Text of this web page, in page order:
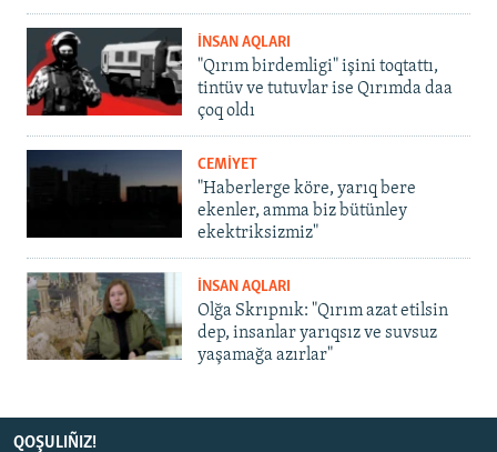
İNSAN AQLARI
"Qırım birdemligi" işini toqtattı,
tintüv ve tutuvlar ise Qırımda daa
çoq oldı
CEMİYET
"Haberlerge köre, yarıq bere
ekenler, amma biz bütünley
ekektriksizmiz"
İNSAN AQLARI
Olğa Skrıpnık: "Qırım azat etilsin
dep, insanlar yarıqsız ve suvsuz
yaşamağa azırlar"
QOŞULIÑIZ!